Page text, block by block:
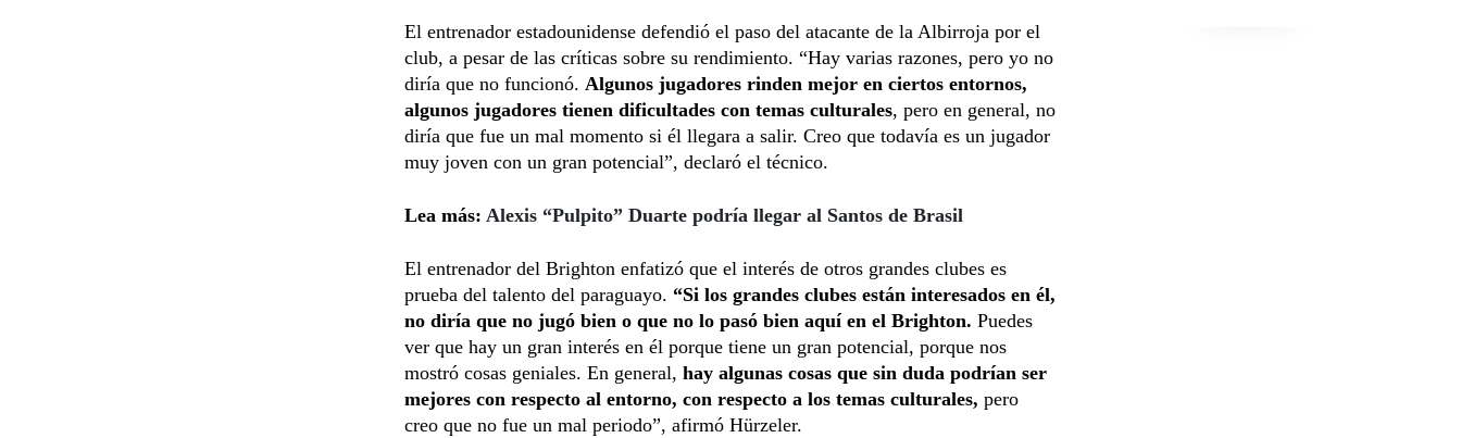
El entrenador estadounidense defendió el paso del atacante de la Albirroja por el
club, a pesar de las críticas sobre su rendimiento. “Hay varias razones, pero yo no
diría que no funcionó. Algunos jugadores rinden mejor en ciertos entornos,
algunos jugadores tienen dificultades con temas culturales, pero en general, no
diría que fue un mal momento si él llegara a salir. Creo que todavía es un jugador
muy joven con un gran potencial”, declaró el técnico.
Lea más: Alexis “Pulpito” Duarte podría llegar al Santos de Brasil
El entrenador del Brighton enfatizó que el interés de otros grandes clubes es
prueba del talento del paraguayo. “Si los grandes clubes están interesados en él,
no diría que no jugó bien o que no lo pasó bien aquí en el Brighton. Puedes
ver que hay un gran interés en él porque tiene un gran potencial, porque nos
mostró cosas geniales. En general, hay algunas cosas que sin duda podrían ser
mejores con respecto al entorno, con respecto a los temas culturales, pero
creo que no fue un mal periodo”, afirmó Hürzeler.